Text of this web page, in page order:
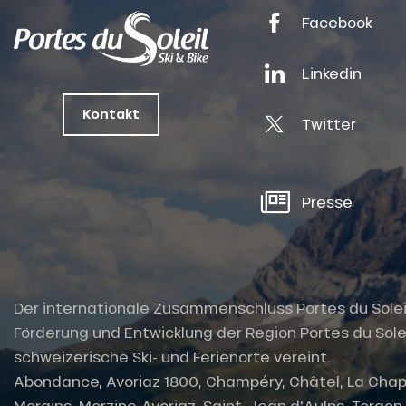
Kontakt
Facebook
Linkedin
Twitter
Presse
Der internationale Zusammenschluss Portes du
Förderung und Entwicklung der Region Portes du
schweizerische Ski- und Ferienorte vereint.
Abondance, Avoriaz 1800, Champéry, Châtel, La